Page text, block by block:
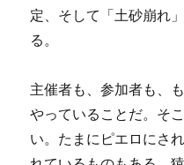
定、そして「土砂崩れ
る。
主催者も、参加者も、
やっていることだ。そ
い。たまにピエロにさ